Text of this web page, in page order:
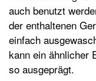
auch benutzt
der enthaltenen
einfach
kann ein ähnlicher
so ausgeprägt.